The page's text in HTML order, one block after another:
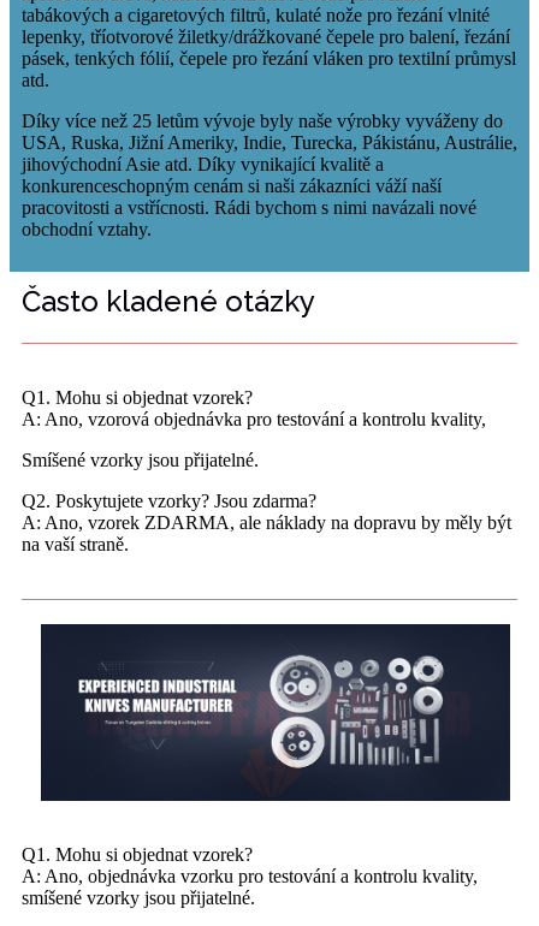
tabákových a cigaretových filtrů, kulaté nože pro řezání vlnité
lepenky, tříotvorové žiletky/drážkované čepele pro balení, řezání
pásek, tenkých fólií, čepele pro řezání vláken pro textilní průmysl
atd.
Díky více než 25 letům vývoje byly naše výrobky vyváženy do
USA, Ruska, Jižní Ameriky, Indie, Turecka, Pákistánu, Austrálie,
jihovýchodní Asie atd. Díky vynikající kvalitě a
konkurenceschopným cenám si naši zákazníci váží naší
pracovitosti a vstřícnosti. Rádi bychom s nimi navázali nové
obchodní vztahy.
Často kladené otázky
Q1. Mohu si objednat vzorek?
A: Ano, vzorová objednávka pro testování a kontrolu kvality,
Smíšené vzorky jsou přijatelné.
Q2. Poskytujete vzorky? Jsou zdarma?
A: Ano, vzorek ZDARMA, ale náklady na dopravu by měly být
na vaší straně.
Q1. Mohu si objednat vzorek?
A: Ano, objednávka vzorku pro testování a kontrolu kvality,
smíšené vzorky jsou přijatelné.